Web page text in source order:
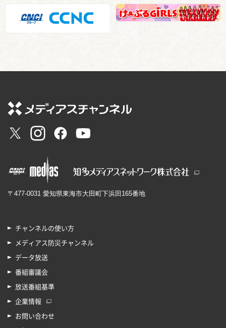
〒477-0031 愛知県東海市大田町下浜田165番地
チャンネルの使い方
メディアス防災チャンネル
データ放送
番組審議会
放送番組基準
企業情報
お問い合わせ